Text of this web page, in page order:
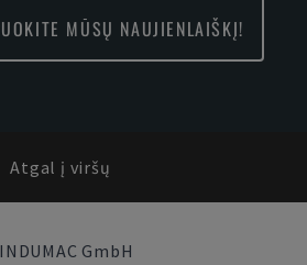
MŪSŲ NAUJIENLAIŠKĮ!
Atgal į viršų
GmbH